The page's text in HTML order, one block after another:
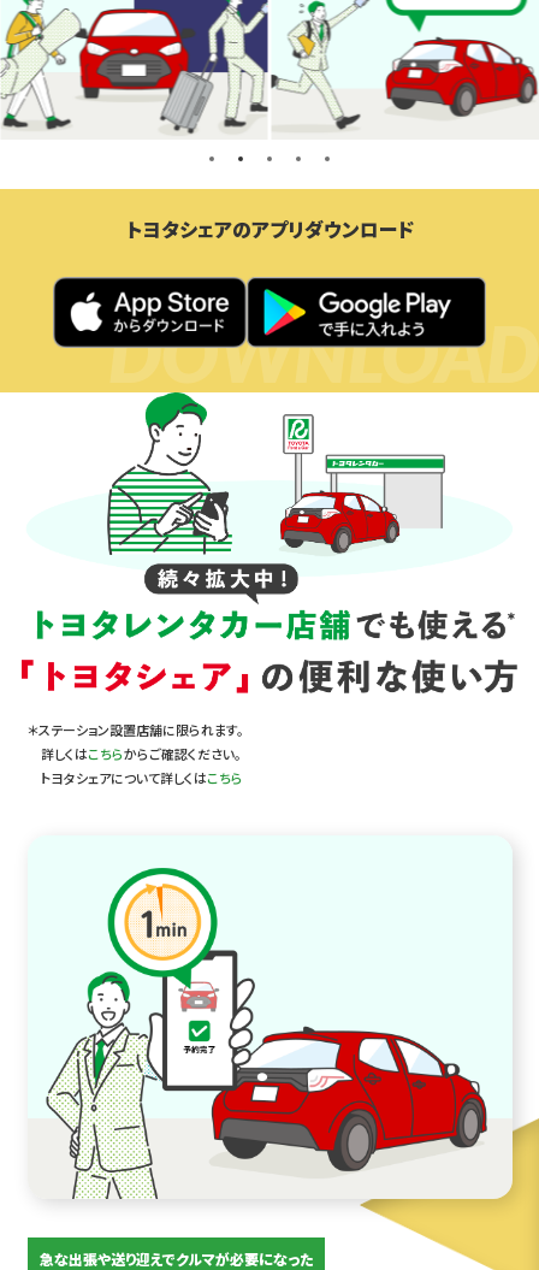
トヨタシェアのアプリダウンロード
DOWNLOAD
＊ステーション設置店舗に限られます。
詳しくはこちらからご確認ください。
トヨタシェアについて詳しくはこちら
急な出張や送り迎えでクルマが必要になった